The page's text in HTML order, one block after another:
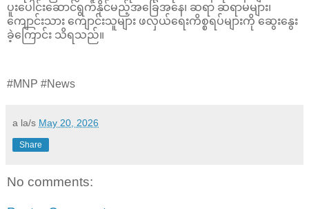
ပူးပေါင်းဆောင်ရွက်နိုင်မည့်အခြေအနေ၊ ဆရာ ဆရာမများ၊
ကျောင်းသား ကျောင်းသူများ ဖလှယ်ရေးကိစ္စရပ်များကို ဆွေးနွေး
ခဲ့ကြောင်း သိရသည်။
#MNP #News
a la/s May 20, 2026
Share
No comments: